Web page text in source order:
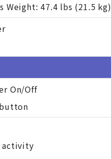
Weight: 47.4 lbs (21.5 kg)
On/Off
activity